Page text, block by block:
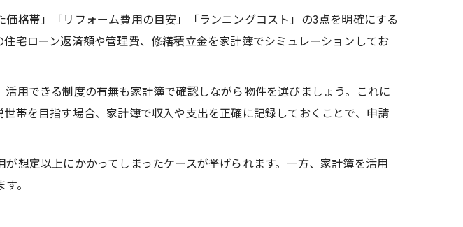
格帯」「リフォーム費用の目安」「ランニングコスト」の3点を明確にする
宅ローン返済額や管理費、修繕積立金を家計簿でシミュレーションしてお
用できる制度の有無も家計簿で確認しながら物件を選びましょう。これに
帯を目指す場合、家計簿で収入や支出を正確に記録しておくことで、申請
想定以上にかかってしまったケースが挙げられます。一方、家計簿を活用
。